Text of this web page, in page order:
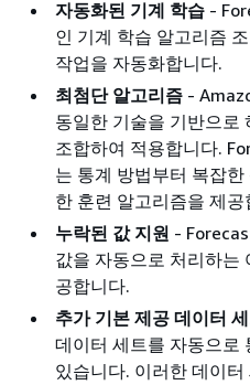
자동화된 기계 학습 -
인 기계 학습 알고리즘
작업을 자동화합니다.
최첨단 알고리즘 -
동일한 기술을 기반으로
조합하여 적용합니다.
는 통계 방법부터 복잡
한 훈련 알고리즘을 제공
누락된 값 지원 -
값을 자동으로 처리하는
공합니다.
추가 기본 제공 데이터
데이터 세트를 자동으로
있습니다. 이러한 데이